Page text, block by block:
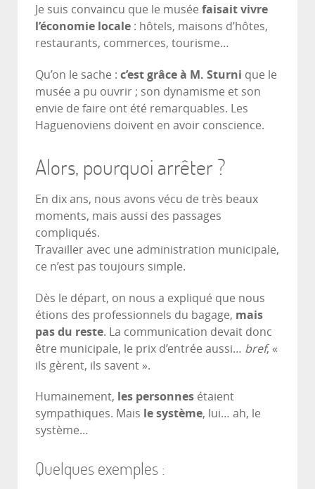
Je suis convaincu que le musée faisait vivre
l’économie locale : hôtels, maisons d’hôtes,
restaurants, commerces, tourisme…
Qu’on le sache : c’est grâce à M. Sturni que le
musée a pu ouvrir ; son dynamisme et son
envie de faire ont été remarquables. Les
Haguenoviens doivent en avoir conscience.
Alors, pourquoi arrêter ?
En dix ans, nous avons vécu de très beaux
moments, mais aussi des passages
compliqués.
Travailler avec une administration municipale,
ce n’est pas toujours simple.
Dès le départ, on nous a expliqué que nous
étions des professionnels du bagage, mais
pas du reste. La communication devait donc
être municipale, le prix d’entrée aussi… bref, «
ils gèrent, ils savent ».
Humainement, les personnes étaient
sympathiques. Mais le système, lui… ah, le
système…
Quelques exemples :